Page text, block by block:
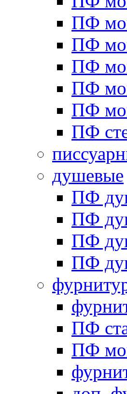
ПФ
ПФ
ПФ
ПФ
ПФ
ПФ
душевые
ПФ
ПФ
ПФ
ПФ
ПФ
ПФ